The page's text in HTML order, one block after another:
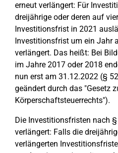
erneut verlängert: Für
dreijährige oder deren auf
Investitionsfrist in 2021
Investitionsfrist um ein Jahr
verlängert. Das heißt: Bei
im Jahre 2017 oder 2018
nun erst am 31.12.2022 (§
geändert durch das "Gesetz
Körperschaftsteuerrechts").
Die Investitionsfristen nach
verlängert: Falls die
verlängerten